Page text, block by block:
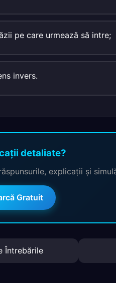
pe care urmează să intre;
invers.
detaliate?
explicații și
Gratuit
Întrebările